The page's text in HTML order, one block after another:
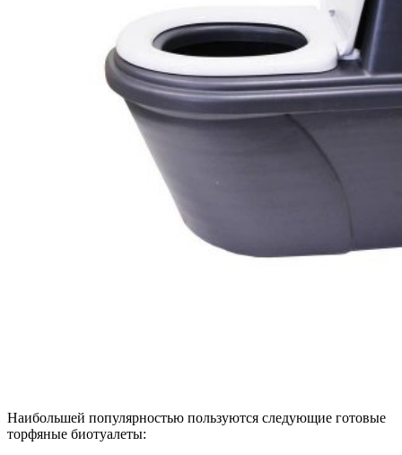
Наибольшей популярностью пользуются следующие готовые
торфяные биотуалеты: